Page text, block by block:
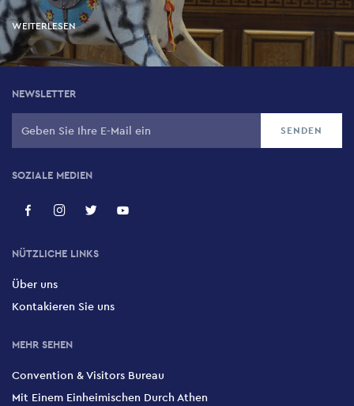
WEITERLESEN
NEWSLETTER
SOZIALE MEDIEN
NÜTZLICHE LINKS
Über uns
Kontakieren Sie uns
MEHR SEHEN
Convention & Visitors Bureau
Mit Einem Einheimischen Durch Athen